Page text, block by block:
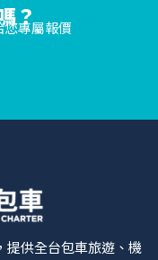
？
專屬報價
提供全台包車旅遊、機